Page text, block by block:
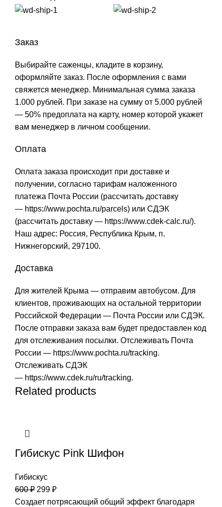
Заказ
Выбирайте саженцы, кладите в корзину,
оформляйте заказ. После оформления с вами
свяжется менеджер. Минимальная сумма заказа
1.000 рублей. При заказе на сумму от 5.000 рублей
— 50% предоплата на карту, номер которой укажет
вам менеджер в личном сообщении.
Оплата
Оплата заказа происходит при доставке и
получении, согласно тарифам наложенного
платежа Почта России (рассчитать доставку
— https://www.pochta.ru/parcels) или СДЭК
(рассчитать доставку — https://www.cdek-calc.ru/).
Наш адрес: Россия, Республика Крым, п.
Нижнегорский, 297100.
Доставка
Для жителей Крыма — отправим автобусом. Для
клиентов, проживающих на остальной территории
Российской Федерации — Почта России или СДЭК.
После отправки заказа вам будет предоставлен код
для отслеживания посылки. Отслеживать Почта
России — https://www.pochta.ru/tracking.
Отслеживать СДЭК
— https://www.cdek.ru/ru/tracking.
Related products
Гибискус Pink Шифон
Гибискус
600₽ 299 ₽
Создает потрясающий общий эффект благодаря